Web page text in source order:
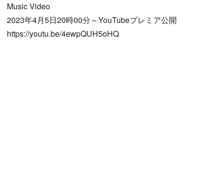
Music Video
2023年4月5日20時00分～YouTubeプレミア公開
https://youtu.be/4ewpQUH5oHQ